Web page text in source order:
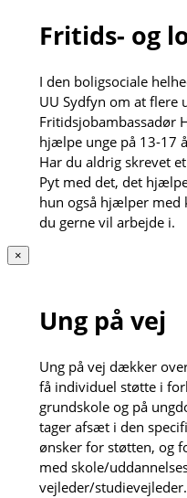
Fritids- og
I den boligsociale
UU Sydfyn om at flere
Fritidsjobambassadør
hjælpe unge på 13-17
Har du aldrig skrevet
Pyt med det, det
hun også hjælper med
du gerne vil arbejde i.
×
Ung på vej
Ung på vej dækker
få individuel støtte i
grundskole og på
tager afsæt i den
ønsker for støtten, og
med skole/
vejleder/studievejleder.